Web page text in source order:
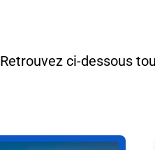
Retrouvez ci-dessous